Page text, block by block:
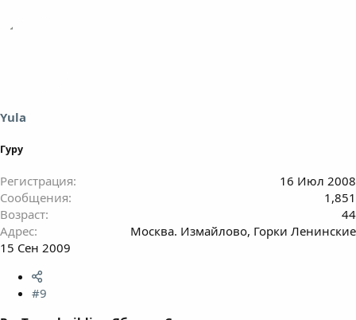
Yula
Гуру
Регистрация
16 Июл 2008
Сообщения
1,851
Возраст
44
Адрес
Москва. Измайлово, Горки Ленинские
15 Сен 2009
#9